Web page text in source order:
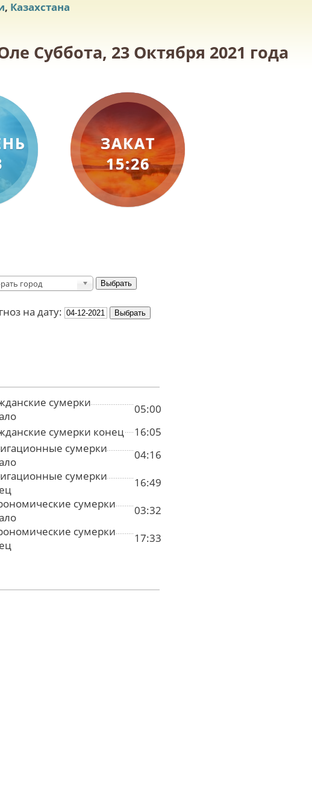
, Казахстана
Суббота, 23 Октября 2021 года
ЗАКАТ
15:26
город
на дату:
сумерки
05:00
сумерки конец
16:05
сумерки
04:16
сумерки
16:49
сумерки
03:32
сумерки
17:33